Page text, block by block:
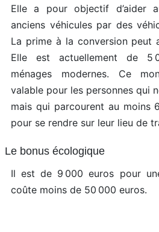
Elle a pour objectif d’aider
anciens véhicules par des
La prime à la conversion peut
Elle est actuellement de 5
ménages modernes. Ce
valable pour les personnes qui
mais qui parcourent au moins
pour se rendre sur leur lieu de
Le bonus écologique
Il est de 9 000 euros pour
coûte moins de 50 000 euros.